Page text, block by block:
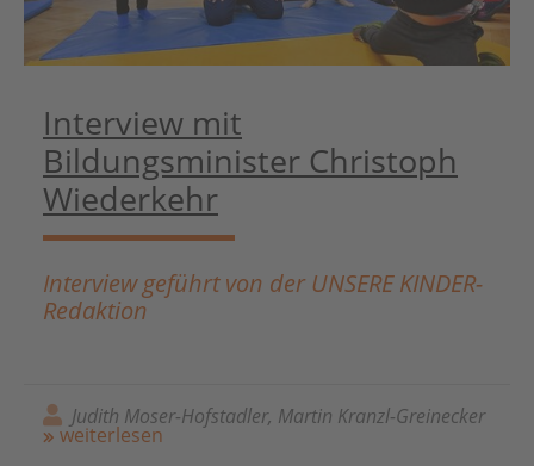
Interview mit
Bildungsminister Christoph
Wiederkehr
Interview geführt von der UNSERE KINDER-
Redaktion
Judith Moser-Hofstadler, Martin Kranzl-Greinecker
weiterlesen